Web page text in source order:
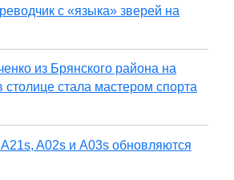
с «языка» зверей на
из Брянского района на
столице стала мастером спорта
A02s и A03s обновляются